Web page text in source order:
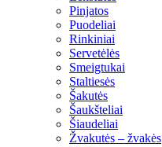
Pinjatos
Puodeliai
Rinkiniai
Servetėlės
Smeigtukai
Staltiesės
Šakutės
Šaukšteliai
Šiaudeliai
Žvakutės – žvakės